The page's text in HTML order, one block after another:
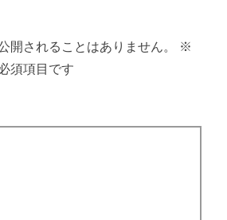
開されることはありません。
※
須項目です